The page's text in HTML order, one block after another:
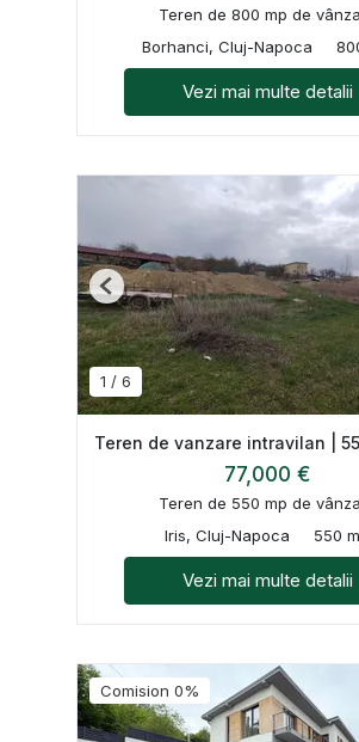
Teren de 800 mp de
Borhanci, Cluj-Napoca
Vezi mai multe detalii
1 / 6
Previous
Teren de vanzare intravilan |
77,000 €
Teren de 550 mp de
Iris, Cluj-Napoca
550
Vezi mai multe detalii
Comision 0%